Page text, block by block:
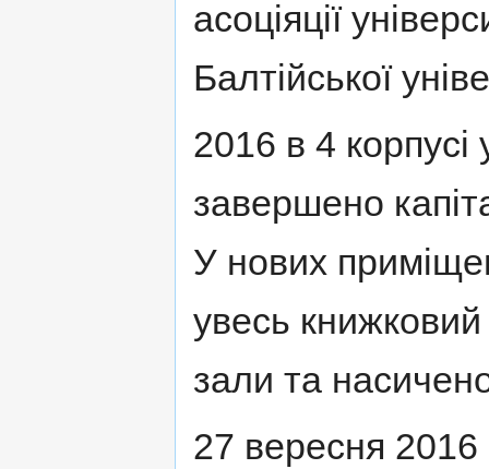
асоціяції
Балтійської
2016 в 4 корпусі
завершено
У нових
увесь
зали та
27 вересня 2016